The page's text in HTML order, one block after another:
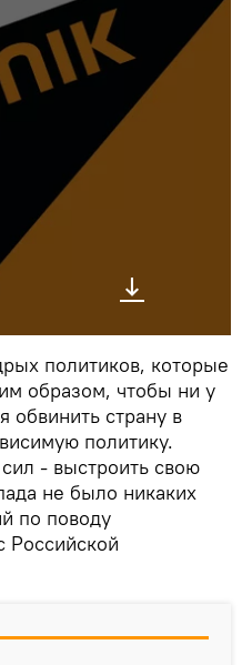
политиков, которые
образом, чтобы ни у
обвинить страну в
политику.
- выстроить свою
не было никаких
по поводу
Российской